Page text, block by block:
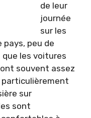
de leur
journée
sur les
peu de
les voitures
souvent assez
sur
sont